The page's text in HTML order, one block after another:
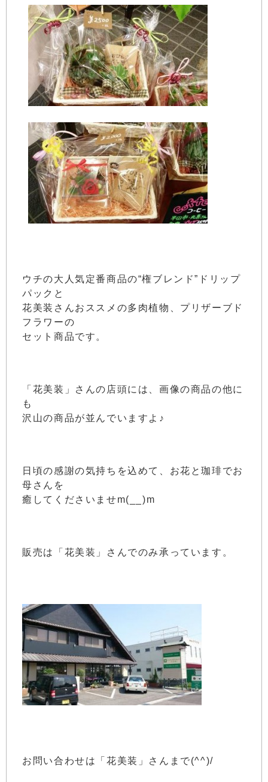
ウチの大人気定番商品の“権ブレンド”ドリップ
パックと
花美装さんおススメの多肉植物、プリザーブド
フラワーの
セット商品です。
「花美装」さんの店頭には、画像の商品の他に
も
沢山の商品が並んでいますよ♪
日頃の感謝の気持ちを込めて、お花と珈琲でお
母さんを
癒してくださいませm(__)m
販売は「花美装」さんでのみ承っています。
お問い合わせは「花美装」さんまで(^^)/